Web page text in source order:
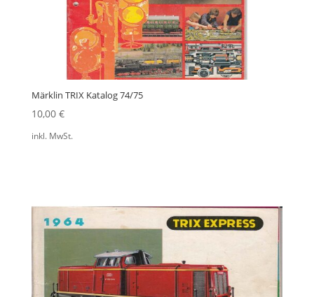
Märklin TRIX Katalog 74/75
10,00 €
inkl. MwSt.